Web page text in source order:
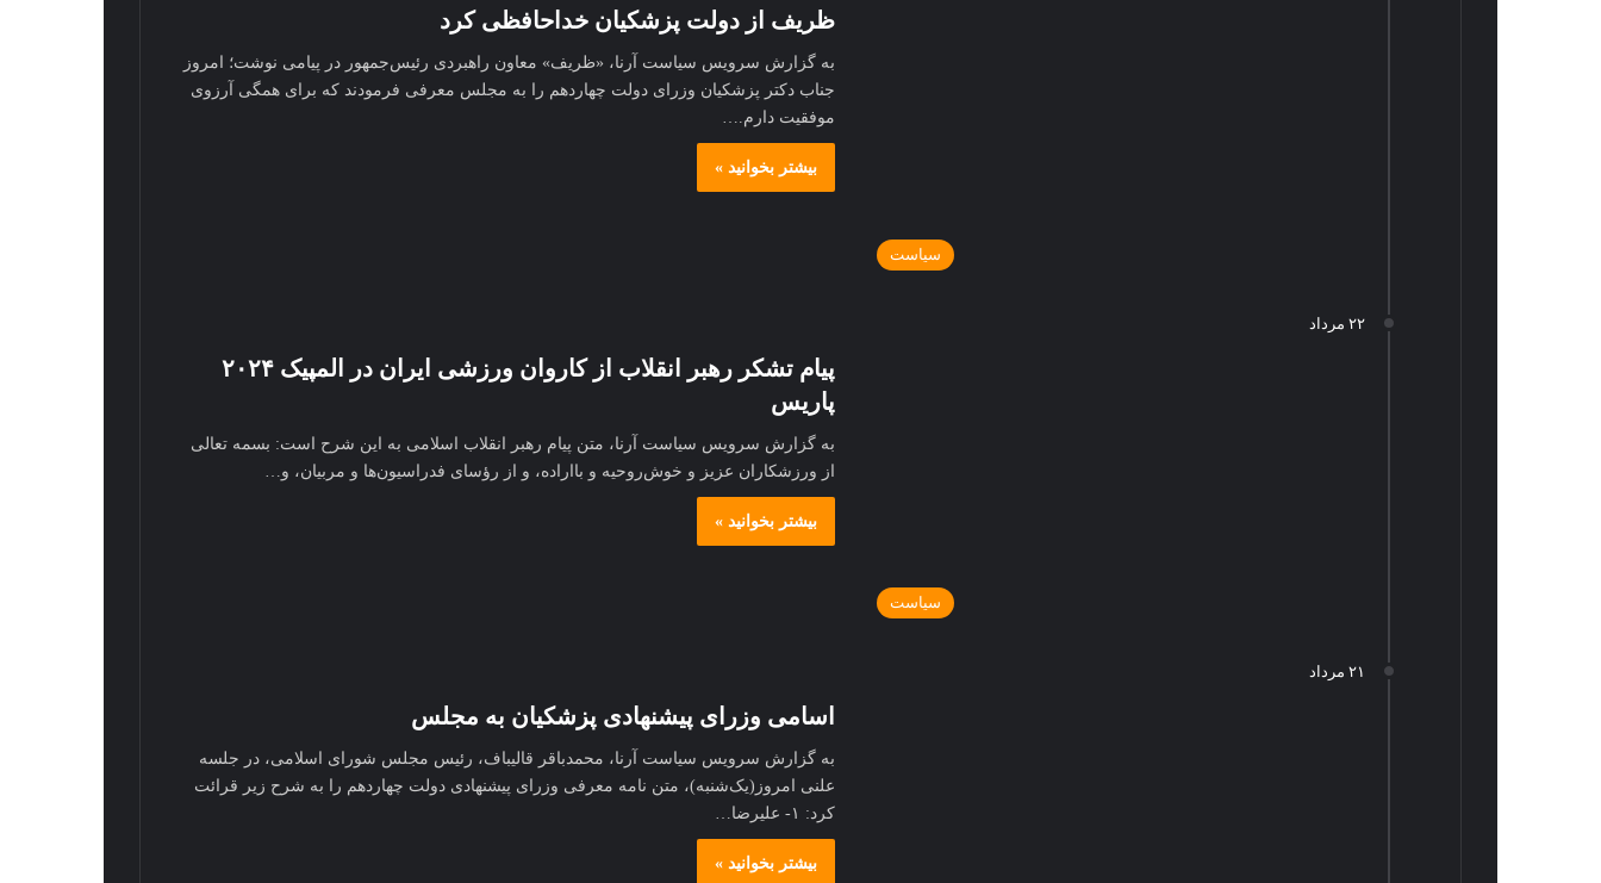
سیاست
ظریف از دولت پزشکیان خداحافظی کرد
به گزارش سرویس سیاست آرنا، «ظریف» معاون راهبردی رئیس‌جمهور در پیامی نوشت؛ امروز
جناب دکتر پزشکیان وزرای دولت چهاردهم را به مجلس معرفی فرمودند که برای همگی آرزوی
موفقیت دارم.…
بیشتر بخوانید »
۲۲ مرداد
سیاست
پیام تشکر رهبر انقلاب از کاروان ورزشی ایران در المپیک ۲۰۲۴
پاریس
به گزارش سرویس سیاست آرنا، متن پیام رهبر انقلاب اسلامی به این شرح است: بسمه تعالی
از ورزشکاران عزیز و خوش‌روحیه و بااراده، و از رؤسای فدراسیون‌ها و مربیان، و…
بیشتر بخوانید »
۲۱ مرداد
اسامی وزرای پیشنهادی پزشکیان به مجلس
به گزارش سرویس سیاست آرنا، محمدباقر قالیباف، رئیس مجلس شورای اسلامی، در جلسه
علنی امروز(یک‌شنبه)، متن نامه معرفی وزرای پیشنهادی دولت چهاردهم را به شرح زیر قرائت
کرد: ۱- علیرضا…
بیشتر بخوانید »